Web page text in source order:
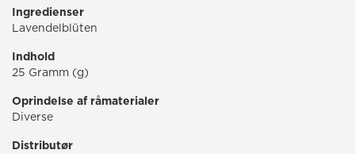
Ingredienser
Lavendelblüten
Indhold
25 Gramm (g)
Oprindelse af råmaterialer
Diverse
Distributør